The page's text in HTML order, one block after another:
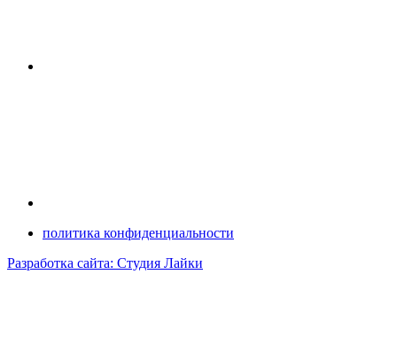
политика конфиденциальности
Разработка сайта: Студия Лайки